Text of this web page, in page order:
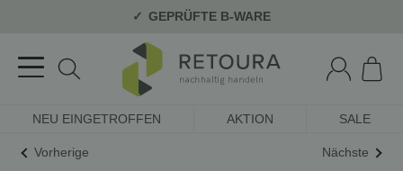
GEPRÜFTE B-WARE
NEU EINGETROFFEN AKTION SALE
Vorherige Nächste